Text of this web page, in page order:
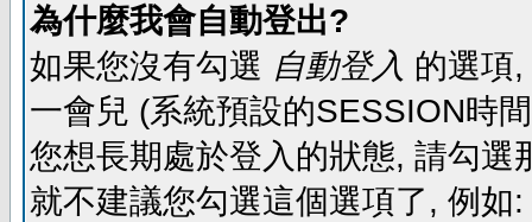
為什麼我會自動登出?
如果您沒有勾選 自動登入 的選項
一會兒 (系統預設的SESSION時
您想長期處於登入的狀態, 請勾
就不建議您勾選這個選項了, 例